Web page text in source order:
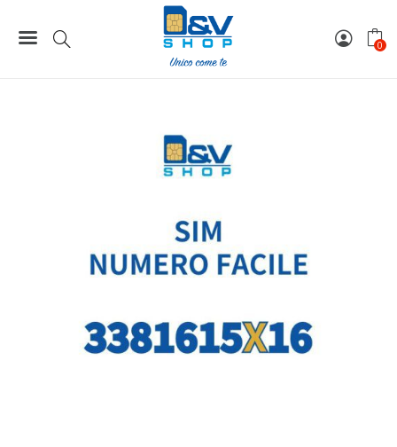
0
SIM Tim Numero Facile 3381615X16 Da Attivare